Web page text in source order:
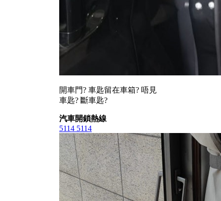
開車門? 車匙留在車箱? 唔見
車匙? 斷車匙?
汽車開鎖熱線
5114 5114